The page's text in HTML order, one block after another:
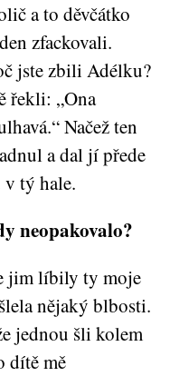
a to děvčátko
zfackovali.
jste zbili Adélku?
řekli: „Ona
Načež ten
a dal jí přede
v tý hale.
neopakovalo?
jim líbily ty moje
nějaký blbosti.
jednou šli kolem
dítě mě